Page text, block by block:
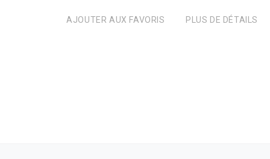
AJOUTER AUX FAVORIS PLUS DE DÉTAILS